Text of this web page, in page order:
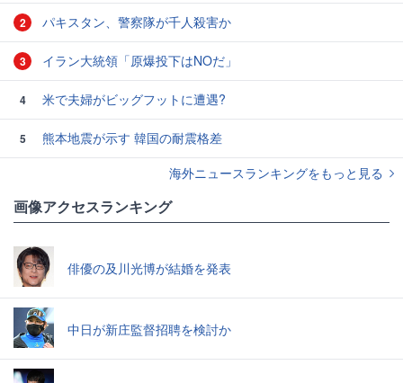
2 パキスタン、警察隊が千人殺害か
3 イラン大統領「原爆投下はNOだ」
4 米で夫婦がビッグフットに遭遇?
5
熊本地震が示す 韓国の耐震格差
海外ニュースランキングをもっと見る
画像アクセスランキング
俳優の及川光博が結婚を発表
中日が新庄監督招聘を検討か